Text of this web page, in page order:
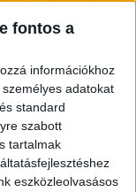
fontos a
információkhoz
adatokat
standard
szabott
tartalmak
eszközleolvasásos
Garázs,